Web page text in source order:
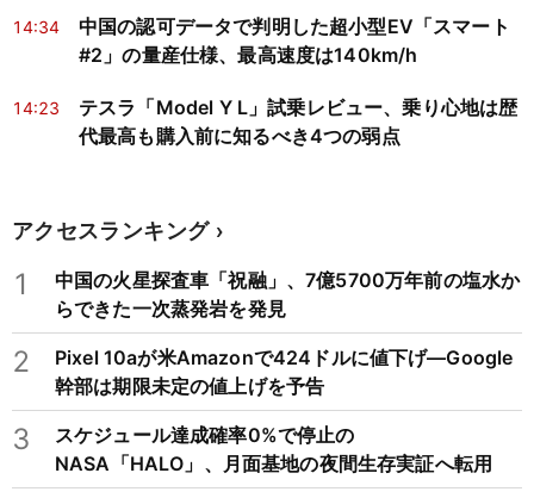
14:34
中国の認可データで判明した超小型EV「スマート
#2」の量産仕様、最高速度は140km/h
14:23
テスラ「Model Y L」試乗レビュー、乗り心地は歴
代最高も購入前に知るべき4つの弱点
アクセスランキング
1
中国の火星探査車「祝融」、7億5700万年前の塩水か
らできた一次蒸発岩を発見
2
Pixel 10aが米Amazonで424ドルに値下げ―Google
幹部は期限未定の値上げを予告
3
スケジュール達成確率0%で停止の
NASA「HALO」、月面基地の夜間生存実証へ転用